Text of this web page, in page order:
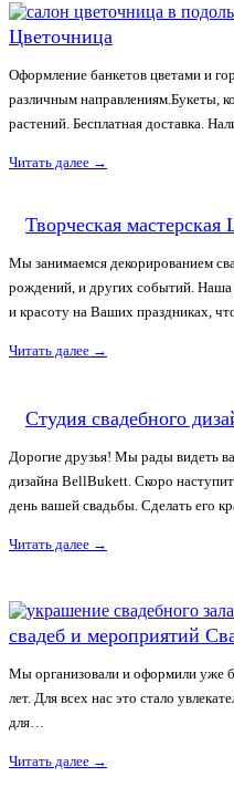
Цветочница
Оформление банкетов цветами и
различным направлениям.Букеты,
растений. Бесплатная доставка.
Читать далее →
Творческая
Мы занимаемся декорированием
рождений, и других событий.
и красоту на Ваших праздниках,
Читать далее →
Студия свадебного
Дорогие друзья! Мы рады видеть
дизайна BellBukett. Скоро
день вашей свадьбы. Сделать его
Читать далее →
свадеб и мероприятий
Мы организовали и оформили уже
лет. Для всех нас это стало
для…
Читать далее →